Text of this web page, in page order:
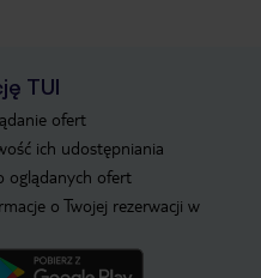
TUI
ofert
ich udostępniania
oglądanych ofert
o Twojej rezerwacji w